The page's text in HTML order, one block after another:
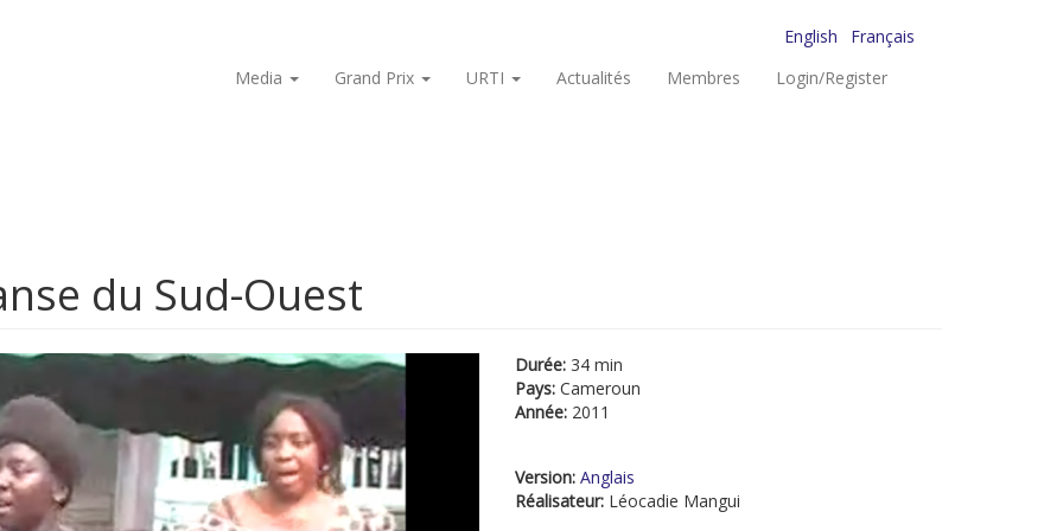
English
Français
Media
Grand Prix URTI Actualités Membres Login/Register
du Sud-Ouest
Durée: 34 min
Pays: Cameroun
Année: 2011
Version: Anglais
Réalisateur: Léocadie Mangui